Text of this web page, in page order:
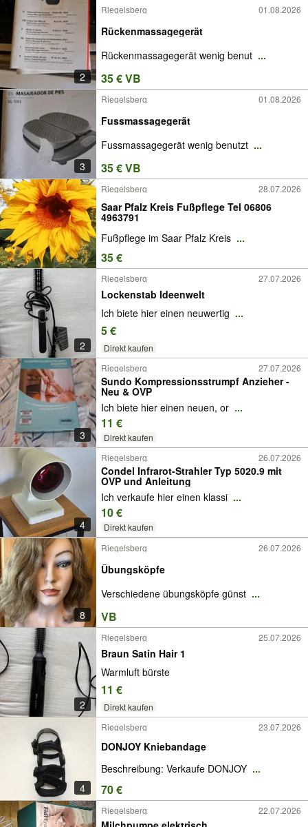
2
Riegelsberg 01.08.2026
Rückenmassagegerät
Rückenmassagegerät wenig benut ...
35 € VB
3
Riegelsberg 01.08.2026
Fussmassagegerät
Fussmassagegerät wenig benutzt ...
35 € VB
Riegelsberg 28.07.2026
Saar Pfalz Kreis Fußpflege Tel 06806
4963791
Fußpflege im Saar Pfalz Kreis ...
35 €
2
Riegelsberg 27.07.2026
Lockenstab Ideenwelt
Ich biete hier einen neuwertig ...
5 €
Direkt kaufen
3
Riegelsberg 27.07.2026
Sundo Kompressionsstrumpf Anzieher -
Neu & OVP
Ich biete hier einen neuen, or ...
11 €
Direkt kaufen
4
Riegelsberg 26.07.2026
Condel Infrarot-Strahler Typ 5020.9 mit
OVP und Anleitung
Ich verkaufe hier einen klassi ...
10 €
Direkt kaufen
8
Riegelsberg 26.07.2026
Übungsköpfe
Verschiedene übungsköpfe günst ...
VB
2
Riegelsberg 25.07.2026
Braun Satin Hair 1
Warmluft bürste
11 €
Direkt kaufen
4
Riegelsberg 23.07.2026
DONJOY Kniebandage
Beschreibung: Verkaufe DONJOY ...
70 €
Riegelsberg 22.07.2026